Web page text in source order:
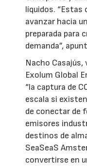
líquidos. “Estas
avanzar hacia
preparada para
demanda”,
Nacho
Exolum Global
“la captura de
escala si
de conectar de
emisores
destinos de
SeaSeaS
convertirse en